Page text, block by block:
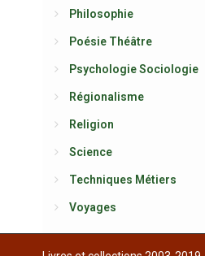
Philosophie
Poésie Théâtre
Psychologie Sociologie
Régionalisme
Religion
Science
Techniques Métiers
Voyages